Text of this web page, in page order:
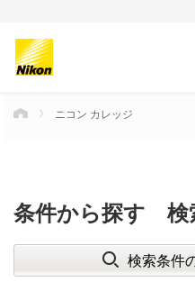
HOMEニコン カレッジ
条件から探す 検
検索条件